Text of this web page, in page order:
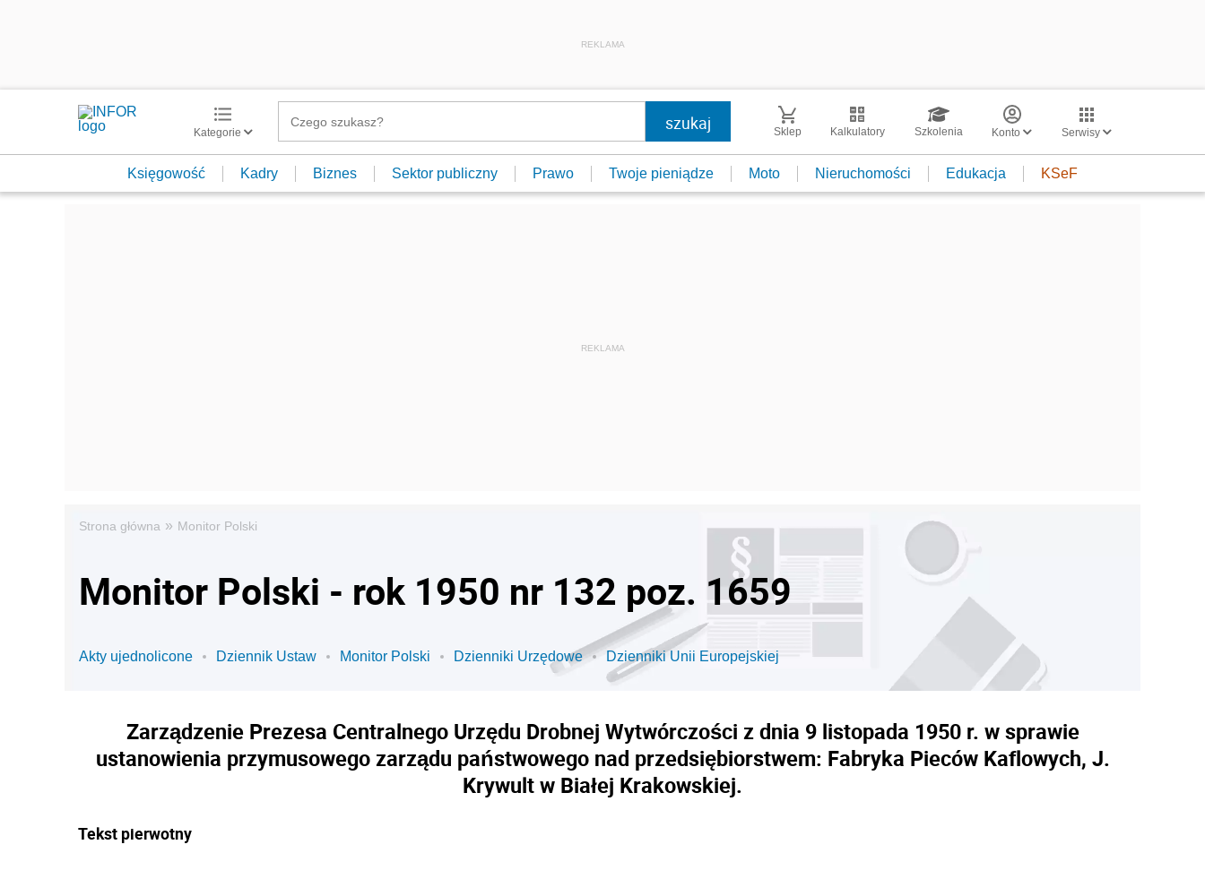
REKLAMA
Kategorie Sklep Kalkulatory Szkolenia Konto Serwisy
Księgowość Kadry Biznes Sektor publiczny Prawo Twoje pieniądze Moto Nieruchomości Edukacja KSeF
Strona główna » Monitor Polski
Monitor Polski - rok 1950 nr 132 poz. 1659
Akty ujednolicone Dziennik Ustaw Monitor Polski Dzienniki Urzędowe Dzienniki Unii Europejskiej
Zarządzenie Prezesa Centralnego Urzędu Drobnej Wytwórczości z dnia 9 listopada 1950 r. w sprawie
ustanowienia przymusowego zarządu państwowego nad przedsiębiorstwem: Fabryka Pieców Kaflowych, J.
Krywult w Białej Krakowskiej.
Tekst pierwotny